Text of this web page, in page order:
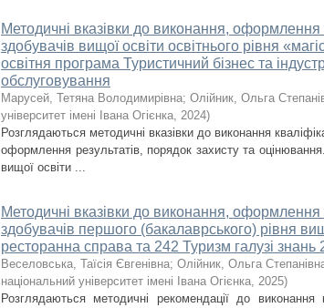
Методичні вказівки до виконання, оформлення
здобувачів вищої освіти освітнього рівня
освітня програма Туристичний бізнес та
обслуговування
Марусей, Тетяна Володимирівна; Олійник, Ольга
університет імені Івана Огієнка, 2024)
Розглядаються методичні вказівки до виконання
оформлення результатів, порядок захисту та
вищої освіти ...
Методичні вказівки до виконання, оформлення
здобувачів першого (бакалаврського) рівня
ресторанна справа та 242 Туризм галузі
Веселовська, Таїсія Євгенівна; Олійник, Ольга
національний університет імені Івана Огієнка, 2025)
Розглядаються методичні рекомендації до